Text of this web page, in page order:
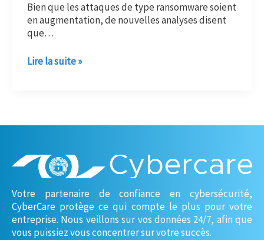
Bien que les attaques de type ransomware soient
en augmentation, de nouvelles analyses disent
que…
Lire la suite »
Votre partenaire de confiance en cybersécurité,
CyberCare protège ce qui compte le plus pour votre
entreprise. Nous veillons sur vos données 24/7, afin que
vous puissiez vous concentrer sur votre succès.